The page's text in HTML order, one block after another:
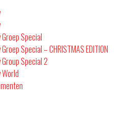
Special
Special – CHRISTMAS EDITION
Special 2